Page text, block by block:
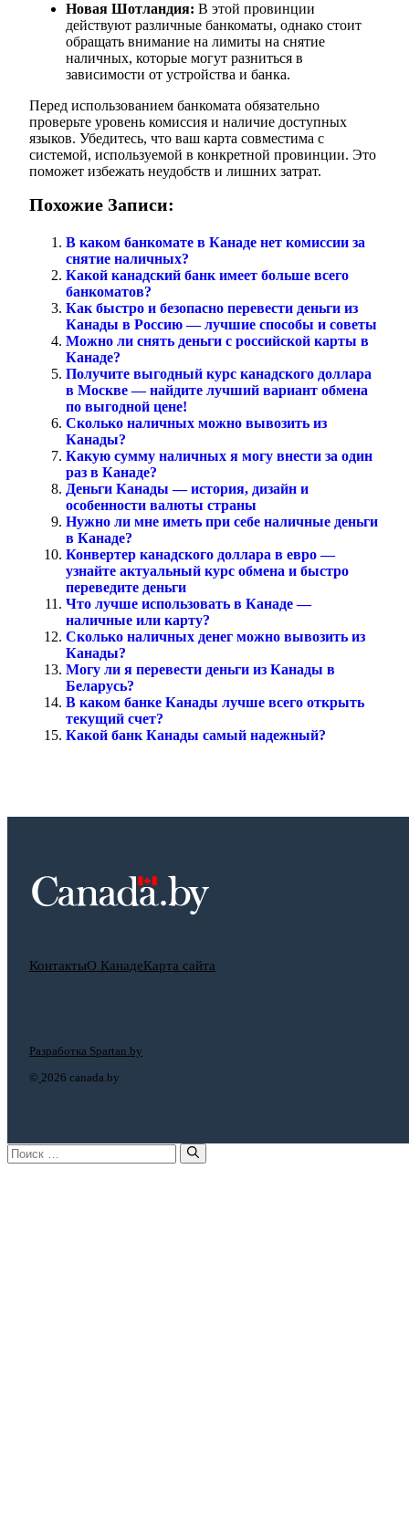
Новая Шотландия: В этой провинции
действуют различные банкоматы, однако стоит
обращать внимание на лимиты на снятие
наличных, которые могут разниться в
зависимости от устройства и банка.
Перед использованием банкомата обязательно
проверьте уровень комиссия и наличие доступных
языков. Убедитесь, что ваш карта совместима с
системой, используемой в конкретной провинции. Это
поможет избежать неудобств и лишних затрат.
Похожие Записи:
В каком банкомате в Канаде нет комиссии за
снятие наличных?
Какой канадский банк имеет больше всего
банкоматов?
Как быстро и безопасно перевести деньги из
Канады в Россию — лучшие способы и советы
Можно ли снять деньги с российской карты в
Канаде?
Получите выгодный курс канадского доллара
в Москве — найдите лучший вариант обмена
по выгодной цене!
Сколько наличных можно вывозить из
Канады?
Какую сумму наличных я могу внести за один
раз в Канаде?
Деньги Канады — история, дизайн и
особенности валюты страны
Нужно ли мне иметь при себе наличные деньги
в Канаде?
Конвертер канадского доллара в евро —
узнайте актуальный курс обмена и быстро
переведите деньги
Что лучше использовать в Канаде —
наличные или карту?
Сколько наличных денег можно вывозить из
Канады?
Могу ли я перевести деньги из Канады в
Беларусь?
В каком банке Канады лучше всего открыть
текущий счет?
Какой банк Канады самый надежный?
КонтактыО КанадеКарта сайта
© 2026 canada.by
Разработка Spartan.by
Поиск: